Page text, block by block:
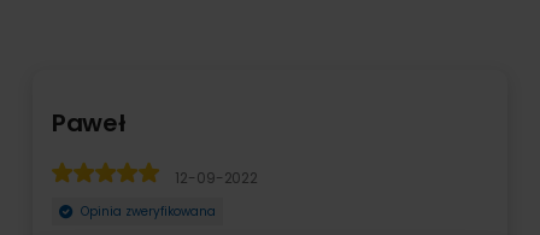
Paweł
12-09-2022
Opinia zweryfikowana